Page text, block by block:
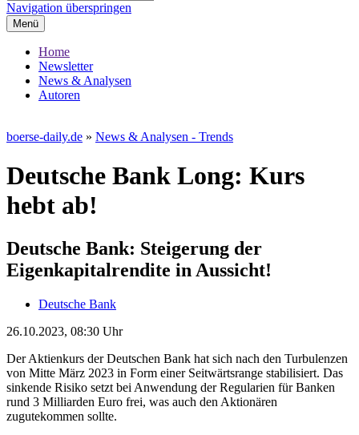
Navigation überspringen
Menü
Home
Newsletter
News & Analysen
Autoren
boerse-daily.de » News & Analysen - Trends
Deutsche Bank Long: Kurs
hebt ab!
Deutsche Bank: Steigerung der
Eigenkapitalrendite in Aussicht!
Deutsche Bank
26.10.2023, 08:30 Uhr
Der Aktienkurs der Deutschen Bank hat sich nach den Turbulenzen
von Mitte März 2023 in Form einer Seitwärtsrange stabilisiert. Das
sinkende Risiko setzt bei Anwendung der Regularien für Banken
rund 3 Milliarden Euro frei, was auch den Aktionären
zugutekommen sollte.